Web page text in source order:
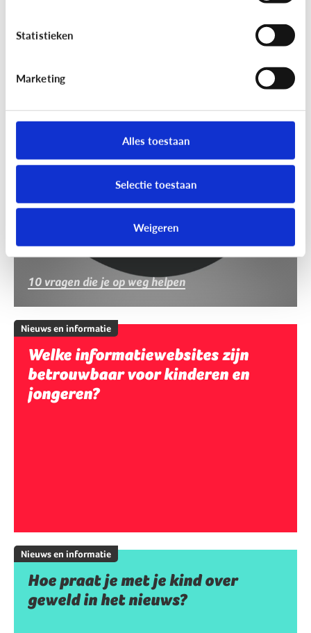
Statistieken
Marketing
Alles toestaan
Selectie toestaan
Weigeren
10 vragen die je op weg helpen
Nieuws en informatie
Welke informatiewebsites zijn
betrouwbaar voor kinderen en
jongeren?
Nieuws en informatie
Hoe praat je met je kind over
geweld in het nieuws?